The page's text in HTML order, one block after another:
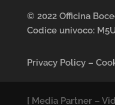
© 2022 Officina
Codice univoco:
Privacy Policy–
[ Media Partner–